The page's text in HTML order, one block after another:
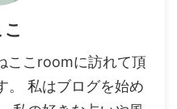
ここroomに訪れて頂
。 私はブログを始め